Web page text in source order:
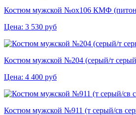
Костюм мужской №ох106 КМФ
Цена: 3 530 руб
Костюм мужской №204 (серый/т
Цена: 4 400 руб
Костюм мужской №911 (т серый/св